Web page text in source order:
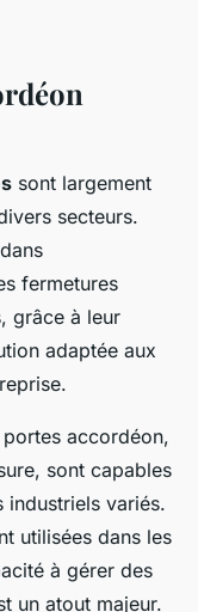
sont largement
secteurs.
fermetures
grâce à leur
adaptée aux
accordéon,
sont capables
industriels variés.
utilisées dans les
à gérer des
un atout majeur.